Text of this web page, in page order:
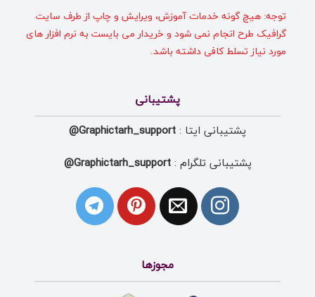
توجه: هیچ گونه خدمات آموزش، ویرایش و چاپ از طرف سایت
گرافیک طرح انجام نمی شود و خریدار می بایست به نرم افزار های
مورد نیاز تسلط کافی داشته باشد.
پشتیبانی
پشتیبانی ایتا : Graphictarh_support@
پشتیبانی تلگرام :Graphictarh_support@
مجوزها